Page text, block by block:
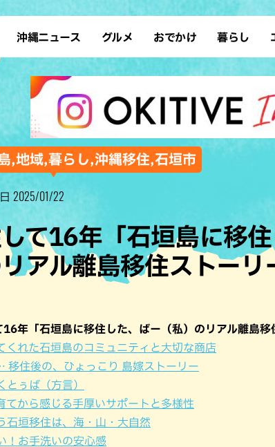
沖縄ニュース グルメ
ラーメン 沖縄そば
テイクアウト カフェ
すし・魚料理 和食・日本料理
沖縄料理 アジア・エスニッ
ステーキ・焼肉 焼鳥・串料理
その他の肉料理 居酒屋・バー
ブッフェ・バイキング
タコス・タコライ
おでかけ
デート
散歩
歴史
サウナ
沖縄の海
暮らし
レシピ
ファッション
沖縄移住
タ
,地域,暮らし,沖縄移住,石垣市
2025/01/22
て16年「石垣島に移
リアル離島移住ストー
16年「石垣島に移住した、ばー（私）のリアル離島移
くれた石垣島のコミュニティと大切な商店
移住後の、ひょっこり 島嫁ストーリー
とぅば（方言）
てから感じる手厚いサポートと多様性
石垣移住は、海・山・大自然
！お手洗いの安心感